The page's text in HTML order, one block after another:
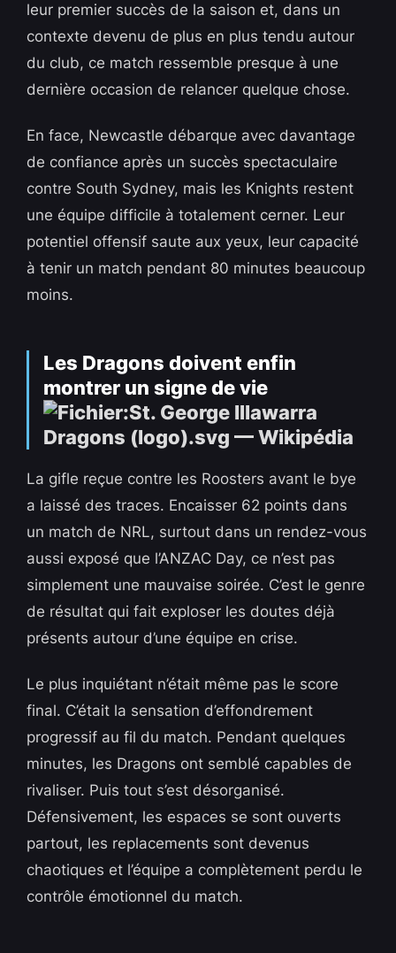
leur premier succès de la saison et, dans un
contexte devenu de plus en plus tendu autour
du club, ce match ressemble presque à une
dernière occasion de relancer quelque chose.
En face, Newcastle débarque avec davantage
de confiance après un succès spectaculaire
contre South Sydney, mais les Knights restent
une équipe difficile à totalement cerner. Leur
potentiel offensif saute aux yeux, leur capacité
à tenir un match pendant 80 minutes beaucoup
moins.
Les Dragons doivent enfin
montrer un signe de vie
La gifle reçue contre les Roosters avant le bye
a laissé des traces. Encaisser 62 points dans
un match de NRL, surtout dans un rendez-vous
aussi exposé que l’ANZAC Day, ce n’est pas
simplement une mauvaise soirée. C’est le genre
de résultat qui fait exploser les doutes déjà
présents autour d’une équipe en crise.
Le plus inquiétant n’était même pas le score
final. C’était la sensation d’effondrement
progressif au fil du match. Pendant quelques
minutes, les Dragons ont semblé capables de
rivaliser. Puis tout s’est désorganisé.
Défensivement, les espaces se sont ouverts
partout, les replacements sont devenus
chaotiques et l’équipe a complètement perdu le
contrôle émotionnel du match.